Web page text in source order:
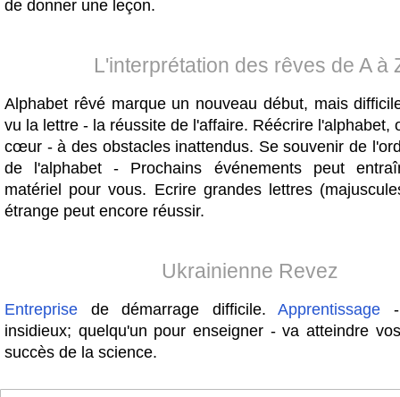
de donner une leçon.
L'interprétation des rêves de A à
Alphabet rêvé marque un nouveau début, mais
vu la lettre - la réussite de l'affaire. Réécrire l'alphabet,
cœur - à des obstacles inattendus. Se souvenir de
de l'alphabet - Prochains événements peut
matériel pour vous. Ecrire grandes lettres
étrange peut encore réussir.
Ukrainienne Revez
Entreprise de démarrage difficile.Apprentissage -
insidieux; quelqu'un pour enseigner - va atteindre
succès de la science.